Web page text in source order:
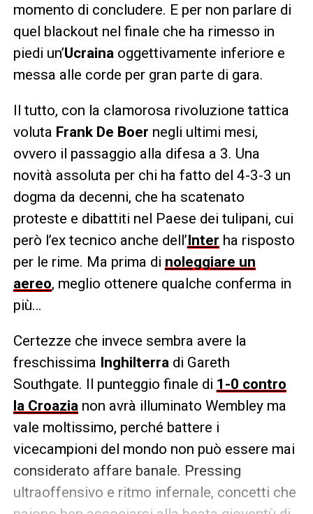
momento di concludere. E per non parlare di
quel blackout nel finale che ha rimesso in
piedi un’Ucraina oggettivamente inferiore e
messa alle corde per gran parte di gara.
Il tutto, con la clamorosa rivoluzione tattica
voluta Frank De Boer negli ultimi mesi,
ovvero il passaggio alla difesa a 3. Una
novità assoluta per chi ha fatto del 4-3-3 un
dogma da decenni, che ha scatenato
proteste e dibattiti nel Paese dei tulipani, cui
però l’ex tecnico anche dell’Inter ha risposto
per le rime. Ma prima di noleggiare un
aereo, meglio ottenere qualche conferma in
più…
Certezze che invece sembra avere la
freschissima Inghilterra di Gareth
Southgate. Il punteggio finale di 1-0 contro
la Croazia non avrà illuminato Wembley ma
vale moltissimo, perché battere i
vicecampioni del mondo non può essere mai
considerato affare banale. Pressing
ultraoffensivo e ritmo infernale, concetti che